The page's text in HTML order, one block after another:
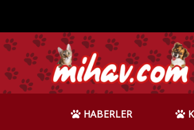
HABERLER